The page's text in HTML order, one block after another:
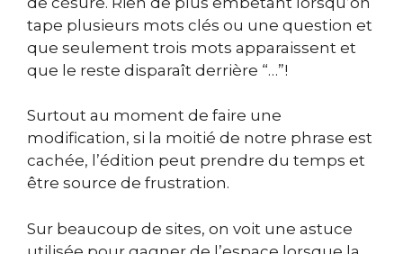
tape plusieurs mots clés ou une question et
que seulement trois mots apparaissent et
que le reste disparaît derrière “…”!
Surtout au moment de faire une
modification, si la moitié de notre phrase est
cachée, l’édition peut prendre du temps et
être source de frustration.
Sur beaucoup de sites, on voit une astuce